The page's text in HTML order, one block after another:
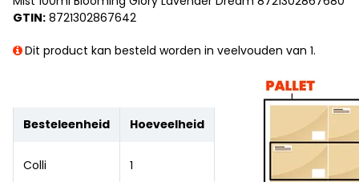
GTIN: 8721302867642
Dit product kan besteld worden in veelvouden van 1.
Besteleenheid Hoeveelheid
Colli 1